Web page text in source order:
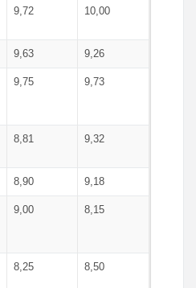
9,72 10,00
9,63 9,26
9,75 9,73
8,81 9,32
8,90 9,18
9,00 8,15
8,25 8,50